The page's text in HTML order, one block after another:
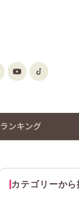
ランキング
カテゴリーから